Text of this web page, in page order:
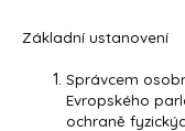
Základní ustanovení
Správcem
Evropského
ochraně